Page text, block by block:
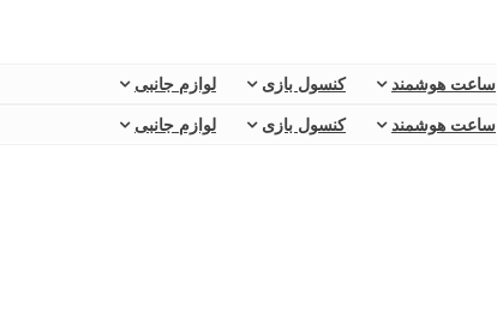
ساعت هوشمند کنسول بازی لوازم جانبی
ساعت هوشمند کنسول بازی لوازم جانبی